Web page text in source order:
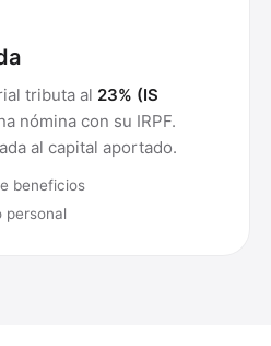
tributa al 23% (IS
nómina con su IRPF.
al capital aportado.
beneficios
personal